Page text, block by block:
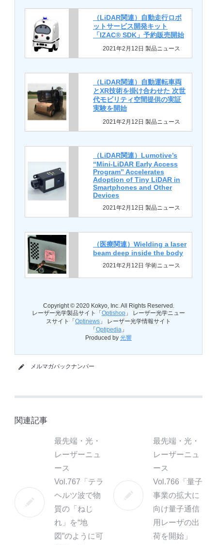
（LiDAR関連）自動走行ロボ
ットサービス開発キット
「IZAC® SDK」予約販売開始
2021年2月12日 製品ニュース
（LiDAR関連）自動運転車両
とXR技術を掛け合わせた 次世
代モビリティ空間提供の実証
実験を開始
2021年2月12日 製品ニュース
（LiDAR関連）Lumotive’s
“Mini-LiDAR Early Access
Program” Accelerates
Adoption of Tiny LiDAR in
Smartphones and Other
Devices
2021年2月12日 製品ニュース
（医療関連）Wielding a laser
beam deep inside the body
2021年2月12日 学術ニュース
Copyright © 2020 Kokyo, Inc. All Rights Reserved.
レーザー光学製品サイト「 Optishop 」 レーザー光学ニュー
スサイト「 Optinews 」 レーザー光学情報サイト
「 Optipedia」
Produced by 光響
メルマガバックナンバー
関連記事
最先端・光・
レーザーニュ
ース
Vol.767「テラ
ヘルツ波で物
質の「ねじ
れ」を“地
図”のように可
最先端・光・
レーザーニュ
ース
Vol.766「量子
事業の拡大に
向け量子通信
用レーザの出
荷を開始」